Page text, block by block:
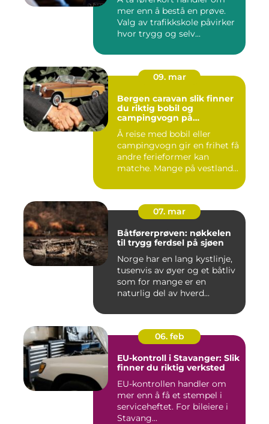
mer enn å bestå en prøve.
Valg av trafikkskole påvirker
hvor trygg og selv...
09. mar
Bergen caravan slik finner
du riktig bobil og
campingvogn på
vestlandet
Å reise med bobil eller
campingvogn gir en frihet få
andre ferieformer kan
matche. Mange på vestland...
07. mar
Båtførerprøven: nøkkelen
til trygg ferdsel på sjøen
Norge har en lang kystlinje,
tusenvis av øyer og et båtliv
som for mange er en
naturlig del av hverd...
06. feb
EU-kontroll i Stavanger: Slik
finner du riktig verksted
EU-kontrollen handler om
mer enn å få et stempel i
serviceheftet. For bileiere i
Stavang...